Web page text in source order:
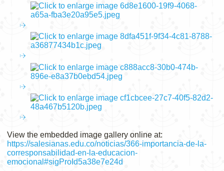
View the embedded image gallery online at:
https://salesianas.edu.co/noticias/366-importancia-de-la-
corresponsabilidad-en-la-educacion-
emocional#sigProId5a38e7e24d